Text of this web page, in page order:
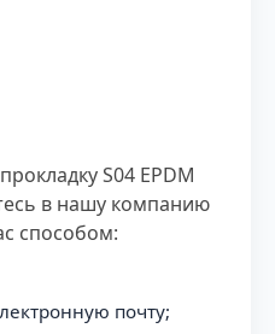
S04 EPDM
в нашу компанию
способом:
почту;